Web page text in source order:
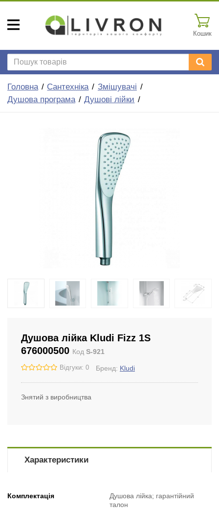
Кошик
Головна Сантехніка
Змішувачі
Душова програма
Душові лійки
Душова лійка Kludi Fizz 1S
676000500 Код S-921
Відгуки: 0 Бренд: Kludi
Знятий з виробництва
Характеристики
Комплектація
Душова лійка; гарантійний
талон